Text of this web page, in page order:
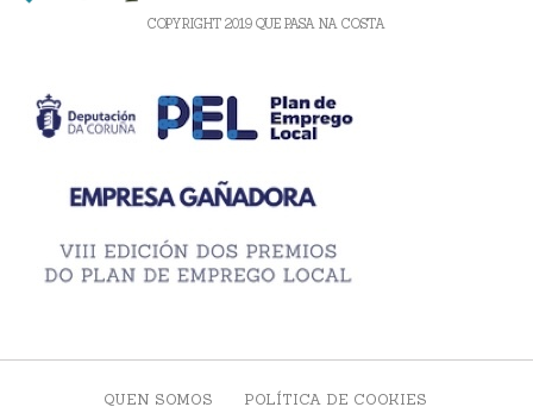
COPYRIGHT 2019 QUE PASA NA COSTA
QUEN SOMOS POLÍTICA DE COOKIES